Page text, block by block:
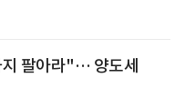
지 팔아라"… 양도세